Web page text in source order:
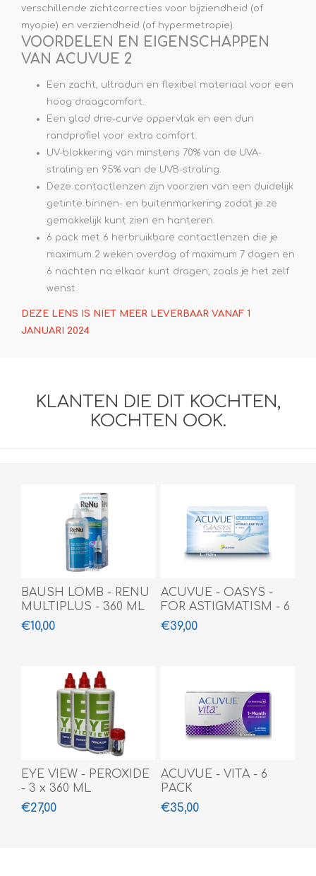
verschillende zichtcorrecties voor bijziendheid (of
myopie) en verziendheid (of hypermetropie).
VOORDELEN EN EIGENSCHAPPEN
VAN ACUVUE 2
Een zacht, ultradun en flexibel materiaal voor een
hoog draagcomfort.
Een glad drie-curve oppervlak en een dun
randprofiel voor extra comfort.
UV-blokkering van minstens 70% van de UVA-
straling en 95% van de UVB-straling.
Deze contactlenzen zijn voorzien van een duidelijk
getinte binnen- en buitenmarkering zodat je ze
gemakkelijk kunt zien en hanteren.
6 pack met 6 herbruikbare contactlenzen die je
maximum 2 weken overdag of maximum 7 dagen en
6 nachten na elkaar kunt dragen, zoals je het zelf
wenst.
DEZE LENS IS NIET MEER LEVERBAAR VANAF 1
JANUARI 2024
KLANTEN DIE DIT KOCHTEN,
KOCHTEN OOK.
BAUSH LOMB - RENU
MULTIPLUS - 360 ML
€10,00
ACUVUE - OASYS -
FOR ASTIGMATISM - 6
PACK
€39,00
EYE VIEW - PEROXIDE
- 3 x 360 ML
€27,00
ACUVUE - VITA - 6
PACK
€35,00